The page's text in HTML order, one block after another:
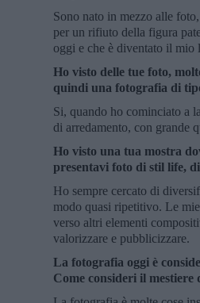
Sono nato in mezzo alle
per un rifiuto della figura
oggi e che è diventato il mio
Ho visto delle tue foto,
quindi una fotografia di
Si, quando ho cominciato a
di arredamento, con grande
Ho visto una tua mostra
presentavi foto di stil life,
Ho sempre cercato di
modo quasi ripetitivo. Le
verso altri elementi
valorizzare e pubblicizzare.
La fotografia oggi è
Come consideri il